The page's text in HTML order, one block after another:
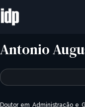
Antonio
Doutor em Administração e